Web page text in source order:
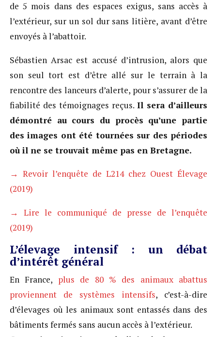
de 5 mois dans des espaces exigus, sans accès à
l’extérieur, sur un sol dur sans litière, avant d’être
envoyés à l’abattoir.
Sébastien Arsac est accusé d’intrusion, alors que
son seul tort est d’être allé sur le terrain à la
rencontre des lanceurs d’alerte, pour s’assurer de la
fiabilité des témoignages reçus. Il sera d’ailleurs
démontré au cours du procès qu’une partie
des images ont été tournées sur des périodes
où il ne se trouvait même pas en Bretagne.
→ Revoir l’enquête de L214 chez Ouest Élevage
(2019)
→ Lire le communiqué de presse de l’enquête
(2019)
L’élevage intensif : un débat
d’intérêt général
En France, plus de 80 % des animaux abattus
proviennent de systèmes intensifs, c’est-à-dire
d’élevages où les animaux sont entassés dans des
bâtiments fermés sans aucun accès à l’extérieur.